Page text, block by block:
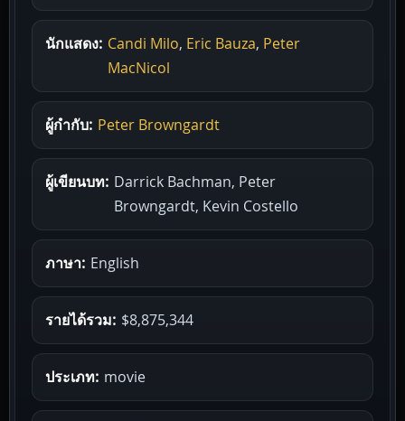
นักแสดง: Candi Milo, Eric Bauza, Peter
MacNicol
ผู้กำกับ: Peter Browngardt
ผู้เขียนบท: Darrick Bachman, Peter
Browngardt, Kevin Costello
ภาษา: English
รายได้รวม: $8,875,344
ประเภท: movie